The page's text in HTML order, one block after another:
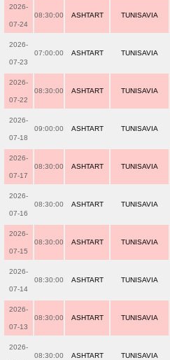
2026-
07-24
08:30:00 ASHTART TUNISAVIA
2026-
07-23
07:00:00 ASHTART TUNISAVIA
2026-
07-22
08:30:00 ASHTART TUNISAVIA
2026-
07-18
09:00:00 ASHTART TUNISAVIA
2026-
07-17
08:30:00 ASHTART TUNISAVIA
2026-
07-16
08:30:00 ASHTART TUNISAVIA
2026-
07-15
08:30:00 ASHTART TUNISAVIA
2026-
07-14
08:30:00 ASHTART TUNISAVIA
2026-
07-13
08:30:00 ASHTART TUNISAVIA
2026-
08:30:00 ASHTART TUNISAVIA